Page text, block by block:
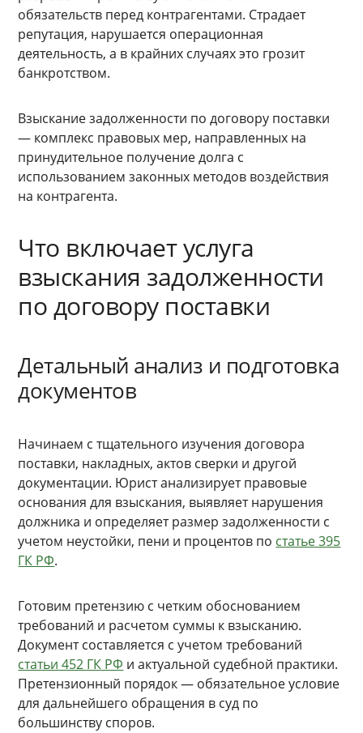
обязательств перед контрагентами. Страдает
репутация, нарушается операционная
деятельность, а в крайних случаях это грозит
банкротством.
Взыскание задолженности по договору поставки
— комплекс правовых мер, направленных на
принудительное получение долга с
использованием законных методов воздействия
на контрагента.
Что включает услуга
взыскания задолженности
по договору поставки
Детальный анализ и подготовка
документов
Начинаем с тщательного изучения договора
поставки, накладных, актов сверки и другой
документации. Юрист анализирует правовые
основания для взыскания, выявляет нарушения
должника и определяет размер задолженности с
учетом неустойки, пени и процентов по статье 395
ГК РФ.
Готовим претензию с четким обоснованием
требований и расчетом суммы к взысканию.
Документ составляется с учетом требований
статьи 452 ГК РФ и актуальной судебной практики.
Претензионный порядок — обязательное условие
для дальнейшего обращения в суд по
большинству споров.